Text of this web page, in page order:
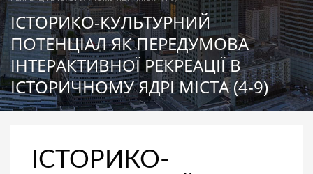
ІСТОРИКО-КУЛЬТУРНИЙ
ПОТЕНЦІАЛ ЯК ПЕРЕДУМОВА
ІНТЕРАКТИВНОЇ РЕКРЕАЦІЇ В
ІСТОРИЧНОМУ ЯДРІ МІСТА (4-9)
ІСТОРИКО-